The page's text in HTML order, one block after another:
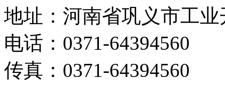
地址：河南省巩义市工业
电话：0371-64394560
传真：0371-64394560